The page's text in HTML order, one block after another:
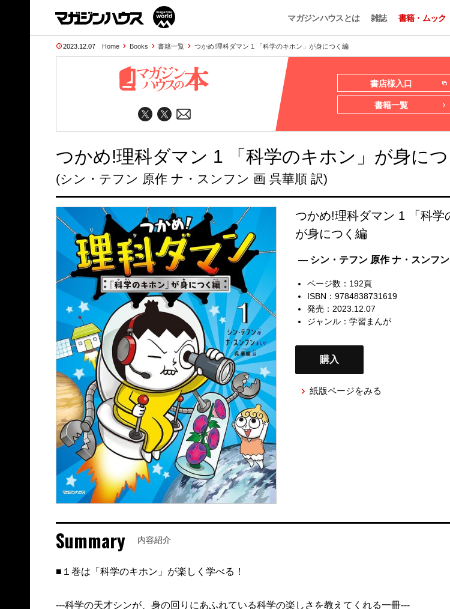
マガジンハウスとは 雑誌 書籍・ムック
2023.12.07 Home Books 書籍一覧 つかめ!理科ダマン 1 「科学のキホン」が身につく編
書店様入口
書籍一覧
つかめ!理科ダマン 1 「科学のキホン」が身に
(シン・テフン 原作 ナ・スンフン 画 呉華順 訳)
つかめ!理科ダマン 1 「科学
が身につく編
— シン・テフン 原作 ナ・スンフ
ページ数：192頁
ISBN：9784838731619
発売：2023.12.07
ジャンル： 学習まんが
購入
紙版ページをみる
Summary 内容紹介
■１巻は「科学のキホン」が楽しく学べる！
---科学の天才シンが、身の回りにあふれている科学の楽しさを教えてくれる一冊---